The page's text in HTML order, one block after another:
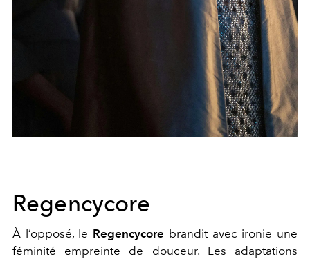
Regencycore
À l’opposé, le Regencycore brandit avec ironie une
féminité empreinte de douceur. Les adaptations